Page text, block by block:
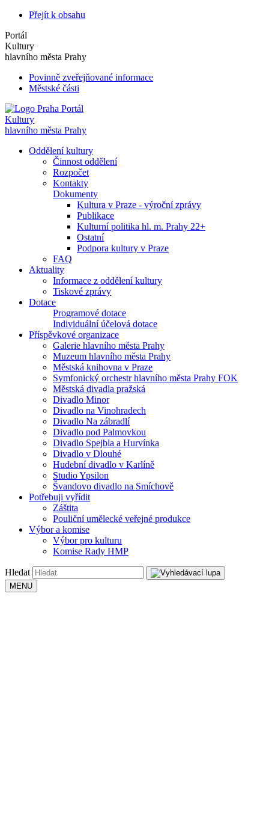
Přejít k obsahu
Portál
Kultury
hlavního města Prahy
Povinně zveřejňované informace
Městské části
Portál
Kultury
hlavního města Prahy
Oddělení kultury
Činnost oddělení
Rozpočet
Kontakty
Dokumenty
Kultura v Praze - výroční zprávy
Publikace
Kulturní politika hl. m. Prahy 22+
Ostatní
Podpora kultury v Praze
FAQ
Aktuality
Informace z oddělení kultury
Tiskové zprávy
Dotace
Programové dotace
Individuální účelová dotace
Příspěvkové organizace
Galerie hlavního města Prahy
Muzeum hlavního města Prahy
Městská knihovna v Praze
Symfonický orchestr hlavního města Prahy FOK
Městská divadla pražská
Divadlo Minor
Divadlo na Vinohradech
Divadlo Na zábradlí
Divadlo pod Palmovkou
Divadlo Spejbla a Hurvínka
Divadlo v Dlouhé
Hudební divadlo v Karlíně
Studio Ypsilon
Švandovo divadlo na Smíchově
Potřebuji vyřídit
Záštita
Pouliční umělecké veřejné produkce
Výbor a komise
Výbor pro kulturu
Komise Rady HMP
Hledat
MENU